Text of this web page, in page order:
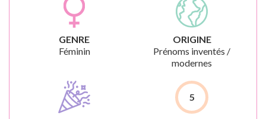
GENRE
Féminin
ORIGINE
Prénoms inventés /
modernes
5